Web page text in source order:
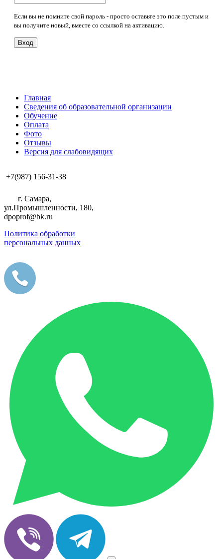
Если вы не помните свой пароль - просто оставьте это поле пустым и
вы получите новый, вместе со ссылкой на активацию.
Вход
Главная
Сведения об образовательной организации
Обучение
Оплата
Фото
Отзывы
Версия для слабовидящих
+7(987) 156-31-38
г. Самара,
ул.Промышленности, 180,
dpoprof@bk.ru
Политика обработки
персональных данных